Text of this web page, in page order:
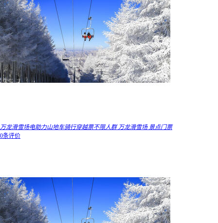
万龙滑雪场电助力山地车骑行穿越票不限人群 万龙滑雪场 景点门票
0条评价